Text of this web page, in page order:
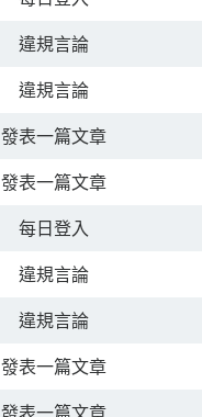
違規言論
違規言論
發表一篇文章
發表一篇文章
每日登入
違規言論
違規言論
發表一篇文章
發表一篇文章